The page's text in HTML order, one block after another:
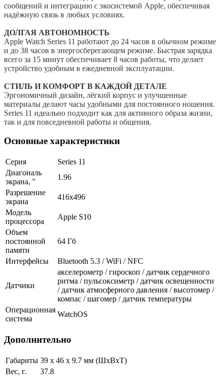
сообщений и интеграцию с экосистемой Apple, обеспечивая
надёжную связь в любых условиях.
ДОЛГАЯ АВТОНОМНОСТЬ
Apple Watch Series 11 работают до 24 часов в обычном режиме
и до 38 часов в энергосберегающем режиме. Быстрая зарядка
всего за 15 минут обеспечивает 8 часов работы, что делает
устройство удобным в ежедневной эксплуатации.
СТИЛЬ И КОМФОРТ В КАЖДОЙ ДЕТАЛЕ
Эргономичный дизайн, лёгкий корпус и улучшенные
материалы делают часы удобными для постоянного ношения.
Series 11 идеально подходит как для активного образа жизни,
так и для повседневной работы и общения.
Основные характеристики
Серия
Series 11
Диагональ
экрана, "
1.96
Разрешение
экрана
416х496
Модель
процессора
Apple S10
Объем
постоянной
памяти
64 Гб
Интерфейсы Bluetooth 5.3 / WiFi / NFC
Датчики
акселерометр / гироскоп / датчик сердечного
ритма / пульсоксиметр / датчик освещенности
/ датчик атмосферного давления / высотомер /
компас / шагомер / датчик температуры
Операционная
система
WatchOS
Дополнительно
Габариты 39 х 46 х 9.7 мм (ШхВхТ)
Вес, г.
37.8